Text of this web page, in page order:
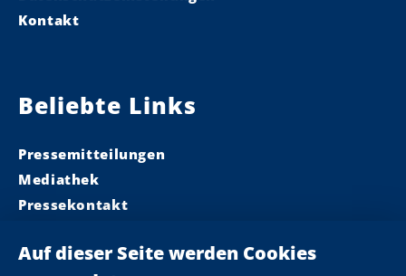
Kontakt
Beliebte Links
Pressemitteilungen
Mediathek
Pressekontakt
Landeskabinett